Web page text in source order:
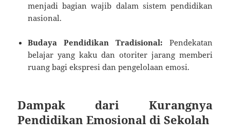
menjadi bagian wajib dalam sistem pendidikan
nasional.
Budaya Pendidikan Tradisional: Pendekatan
belajar yang kaku dan otoriter jarang memberi
ruang bagi ekspresi dan pengelolaan emosi.
Dampak dari Kurangnya
Pendidikan Emosional di Sekolah